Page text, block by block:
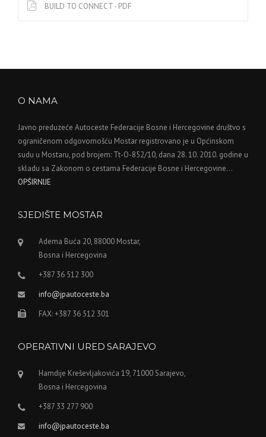
BUILD TO CONNECT - PDF
O NAMA
Javno preduzeće Autoceste Federacije Bosne i Hercegovine društvo s
ograničenom odgovornošću Mostar registrovano je u Općinskom
sudu u Mostaru, pod brojem: Tt-O-852/10, dana 28. 10. 2010. godine u
skladu sa Zakonom o cestama Federacije Bosne i Hercegovine…
OPŠIRNIJE
SJEDIŠTE MOSTAR
Adema Buća 20, 88000 Mostar,
Bosna i Hercegovina
+387 36 512 300
info@jpautoceste.ba
FAX: +387 36 512 301
OPERATIVNI URED SARAJEVO
Hamdije Kreševljakovića 19, 71000 Sarajevo,
Bosna i Hercegovina
+387 33 277 900
info@jpautoceste.ba